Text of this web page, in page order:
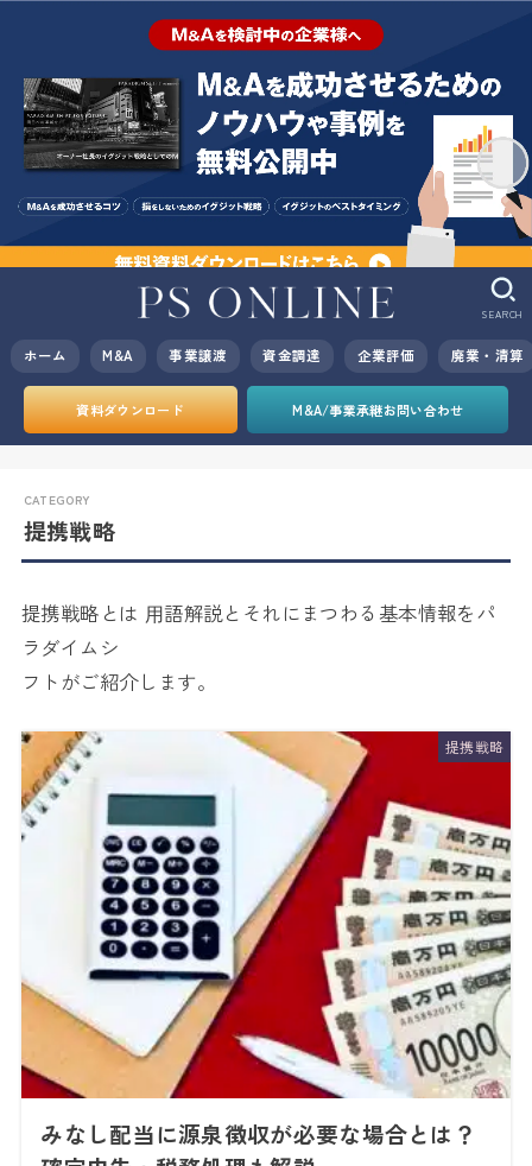
ホーム M&A 事業譲渡 資金調達 企業評価 廃業・清算
SEARCH
資料ダウンロード M&A/事業承継お問い合わせ
提携戦略
提携戦略とは ⽤語解説とそれにまつわる基本情報をパ
ラダイムシ
フトがご紹介します。
提携戦略
みなし配当に源泉徴収が必要な場合とは？